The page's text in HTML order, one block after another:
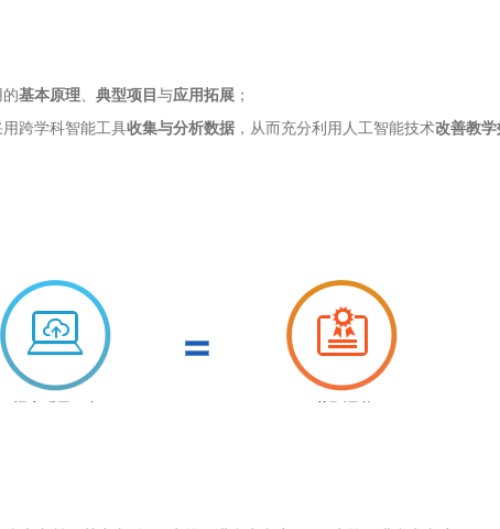
基本原理、 典型项目与应用拓展 ；
用跨学科智能工具收集与分析数据 ，从而充分利用人工智能技术改善教